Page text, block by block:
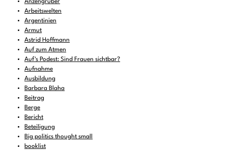
Anzengruber
Arbeitswelten
Argentinien
Armut
Astrid Hoffmann
Auf zum Atmen
Auf's Podest: Sind Frauen sichtbar?
Aufnahme
Ausbildung
Barbara Blaha
Beitrag
Berge
Bericht
Beteiligung
Big politics thought small
booklist